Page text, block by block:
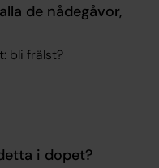
de nådegåvor,
bli frälst?
i dopet?